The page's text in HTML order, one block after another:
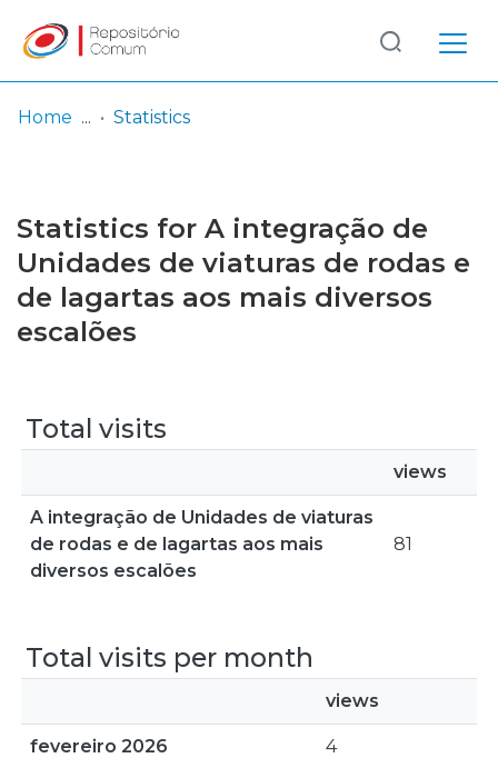
Browse repository
Entities
Log
In
(current)
Home Statistics
Statistics for A integração de
Unidades de viaturas de rodas e
de lagartas aos mais diversos
escalões
Total visits
views
A integração de Unidades de viaturas
de rodas e de lagartas aos mais
diversos escalões
81
Total visits per month
views
fevereiro 2026 4